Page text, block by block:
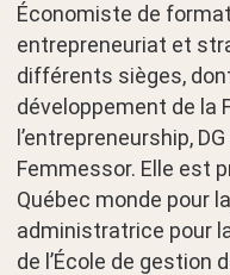
Économiste de
entrepreneuriat et
différents sièges,
développement de la
l’entrepreneurship, DG
Femmessor. Elle est
Québec monde pour
administratrice pour
de l’École de gestion